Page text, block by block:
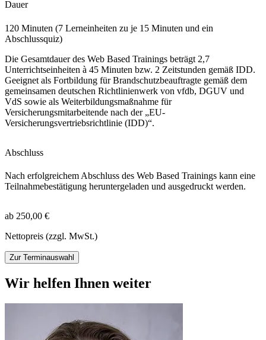
Dauer
120 Minuten (7 Lerneinheiten zu je 15 Minuten und ein
Abschlussquiz)
Die Gesamtdauer des Web Based Trainings beträgt 2,7
Unterrichtseinheiten à 45 Minuten bzw. 2 Zeitstunden gemäß IDD.
Geeignet als Fortbildung für Brandschutzbeauftragte gemäß dem
gemeinsamen deutschen Richtlinienwerk von vfdb, DGUV und
VdS sowie als Weiterbildungsmaßnahme für
Versicherungsmitarbeitende nach der „EU-
Versicherungsvertriebsrichtlinie (IDD)“.
Abschluss
Nach erfolgreichem Abschluss des Web Based Trainings kann eine
Teilnahmebestätigung heruntergeladen und ausgedruckt werden.
ab 250,00 €
Nettopreis (zzgl. MwSt.)
Zur Terminauswahl
Wir helfen Ihnen weiter